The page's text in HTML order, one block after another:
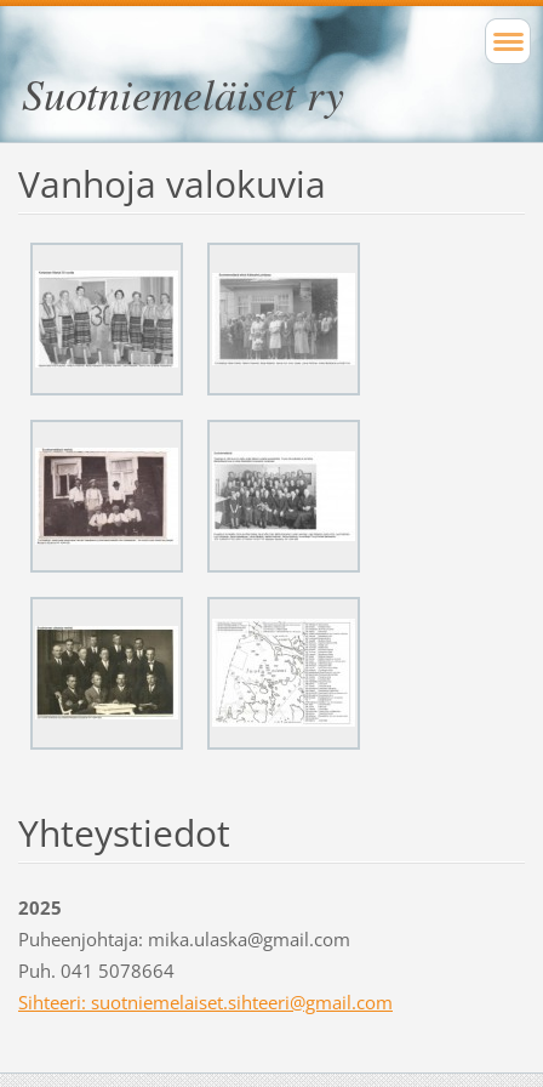
Suotniemeläiset ry
Vanhoja valokuvia
Yhteystiedot
2025
Puheenjohtaja: mika.ulaska@gmail.com
Puh. 041 5078664
Sihteeri: suotniemelaiset.sihteeri@gmail.com